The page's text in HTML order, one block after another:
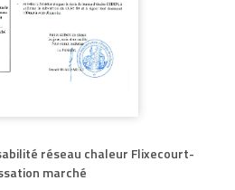
réseau chaleur Flixecourt-
marché